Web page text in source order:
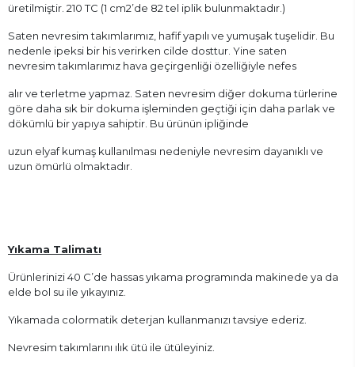
üretilmiştir. 210 TC (1 cm2’de 82 tel iplik bulunmaktadır.)
Saten nevresim takımlarımız, hafif yapılı ve yumuşak tuşelidir. Bu
nedenle ipeksi bir his verirken cilde dosttur. Yine saten
nevresim takımlarımız hava geçirgenliği özelliğiyle nefes
alır ve terletme yapmaz. Saten nevresim diğer dokuma türlerine
göre daha sık bir dokuma işleminden geçtiği için daha parlak ve
dökümlü bir yapıya sahiptir. Bu ürünün ipliğinde
uzun elyaf kumaş kullanılması nedeniyle nevresim dayanıklı ve
uzun ömürlü olmaktadır.
Yıkama Talimatı
Ürünlerinizi 40 C’de hassas yıkama programında makinede ya da
elde bol su ile yıkayınız.
Yıkamada colormatik deterjan kullanmanızı tavsiye ederiz.
Nevresim takımlarını ılık ütü ile ütüleyiniz.